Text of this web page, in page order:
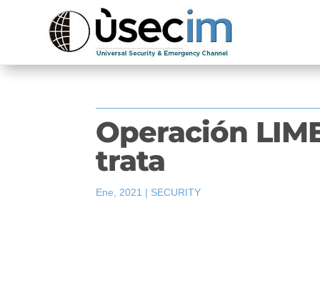
Operación
trata
Ene, 2021 | SECURITY